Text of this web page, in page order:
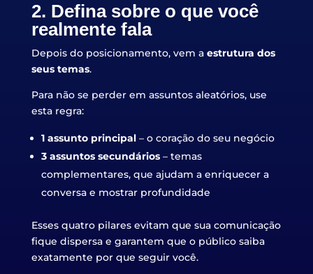
2. Defina sobre o que você
realmente fala
Depois do posicionamento, vem a estrutura dos
seus temas.
Para não se perder em assuntos aleatórios, use
esta regra:
1 assunto principal– o coração do seu negócio
3 assuntos secundários– temas
complementares, que ajudam a enriquecer a
conversa e mostrar profundidade
Esses quatro pilares evitam que sua comunicação
fique dispersa e garantem que o público saiba
exatamente por que seguir você.